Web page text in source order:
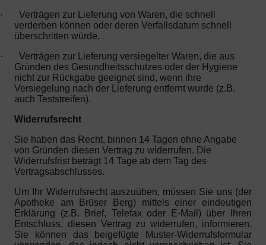
·
Verträgen zur Lieferung von Waren, die schnell
verderben können oder deren Verfallsdatum schnell
überschritten würde,
·
Verträgen zur Lieferung versiegelter Waren, die aus
Gründen des Gesundheitsschutzes oder der Hygiene
nicht zur Rückgabe geeignet sind, wenn ihre
Versiegelung nach der Lieferung entfernt wurde (z.B.
auch Teststreifen).
Widerrufsrecht
Sie haben das Recht, binnen 14 Tagen ohne Angabe
von Gründen diesen Vertrag zu widerrufen. Die
Widerrufsfrist beträgt 14 Tage ab dem Tag des
Vertragsabschlusses.
Um Ihr Widerrufsrecht auszuüben, müssen Sie uns (der
Apotheke am Brüser Berg) mittels einer eindeutigen
Erklärung (z.B. Brief, Telefax oder E-Mail) über Ihren
Entschluss, diesen Vertrag zu widerrufen, informieren.
Sie können das beigefügte Muster-Widerrufsformular